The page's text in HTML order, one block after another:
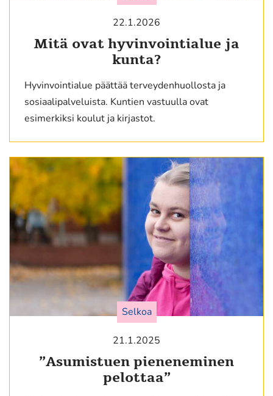
22.1.2026
Mitä ovat hyvinvointialue ja
kunta?
Hyvinvointialue päättää terveydenhuollosta ja
sosiaalipalveluista. Kuntien vastuulla ovat
esimerkiksi koulut ja kirjastot.
Selkoa
21.1.2025
”Asumistuen pieneneminen
pelottaa”